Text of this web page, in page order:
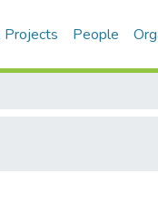
Projects People